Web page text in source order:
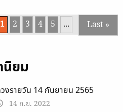
1 2 3 4 5 ... Last »
ยม
งรายวัน 14 กันยายน 2565
14 ก.ย. 2022